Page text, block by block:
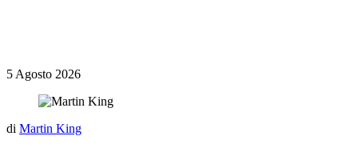
5 Agosto 2026
di Martin King